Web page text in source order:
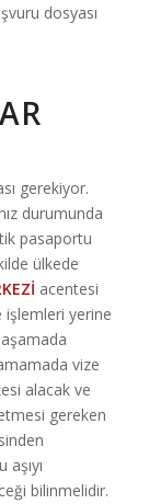
dosyası
gerekiyor.
durumunda
pasaportu
ülkede
acentesi
işlemleri yerine
vize
alacak ve
gereken
bilinmelidir.